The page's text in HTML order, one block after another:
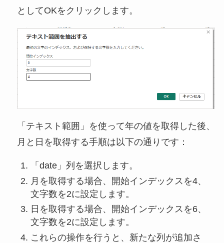
としてOKをクリックします。
「テキスト範囲」を使って年の値を取得した後、
月と日を取得する手順は以下の通りです：
「date」列を選択します。
月を取得する場合、開始インデックスを4、
文字数を2に設定します。
日を取得する場合、開始インデックスを6、
文字数を2に設定します。
これらの操作を行うと、新たな列が追加さ